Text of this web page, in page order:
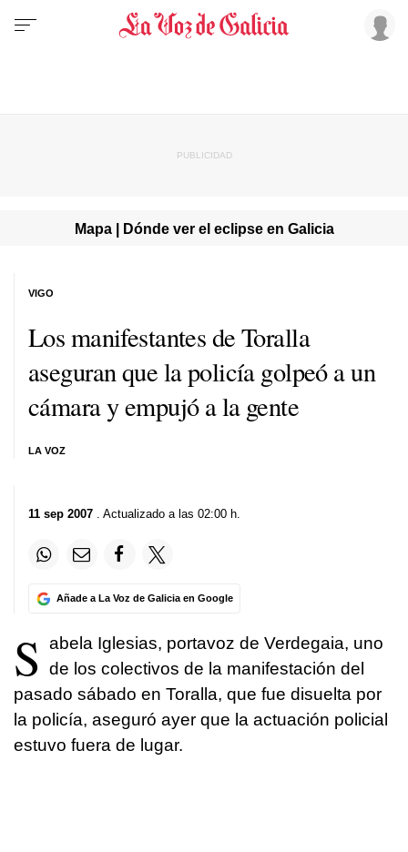
Mapa | Dónde ver el eclipse en Galicia
Los manifestantes de Toralla
aseguran que la policía golpeó a un
cámara y empujó a la gente
LA VOZ
VIGO
11 sep 2007 . Actualizado a las 02:00 h.
Añade a La Voz de Galicia en Google
S
abela Iglesias, portavoz de Verdegaia, uno
de los colectivos de la manifestación del
pasado sábado en Toralla, que fue disuelta por
la policía, aseguró ayer que la actuación policial
estuvo fuera de lugar.